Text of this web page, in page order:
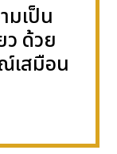
มเป็น
ว ด้วย
เสมือน